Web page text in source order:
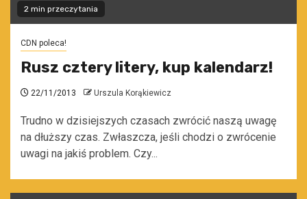
2 min przeczytania
CDN poleca!
Rusz cztery litery, kup kalendarz!
22/11/2013 Urszula Korąkiewicz
Trudno w dzisiejszych czasach zwrócić naszą uwagę
na dłuższy czas. Zwłaszcza, jeśli chodzi o zwrócenie
uwagi na jakiś problem. Czy...